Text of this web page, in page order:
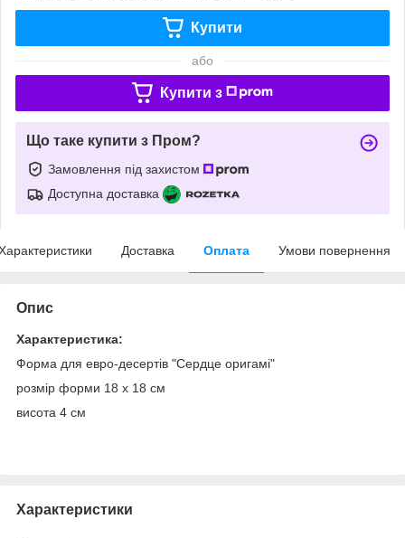
Купити
або
Купити з
Що таке купити з Пром?
Замовлення під захистом
Доступна доставка
Доставка Оплата Умови повернення
Опис
Характеристика:
Форма для евро-десертів "Сердце оригамі"
розмір форми 18 х 18 см
висота 4 см
Характеристики